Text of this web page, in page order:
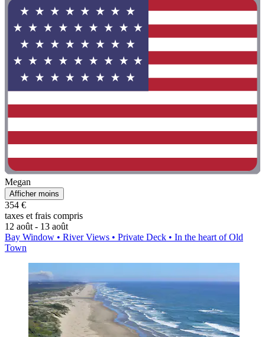
Megan
Afficher moins
354 €
taxes et frais compris
12 août - 13 août
Bay Window • River Views • Private Deck • In the heart of Old
Town